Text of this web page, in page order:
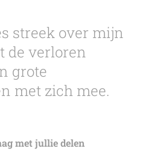
streek over mijn
de verloren
grote
met zich mee.
met jullie delen